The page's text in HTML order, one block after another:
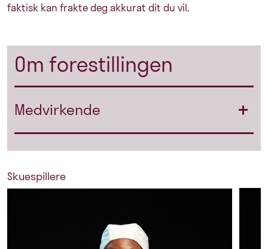
faktisk kan frakte deg akkurat dit du vil.
Om forestillingen
Medvirkende
Skuespillere